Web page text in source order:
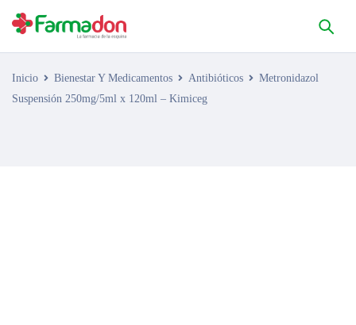
Inicio Bienestar Y Medicamentos Antibióticos
Metronidazol
Suspensión 250mg/5ml x 120ml – Kimiceg